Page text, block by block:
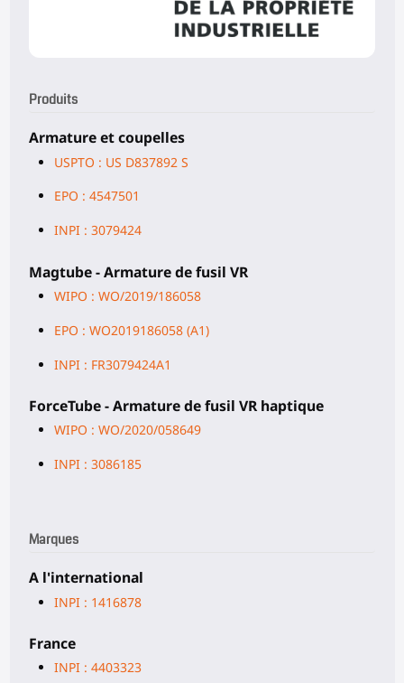
Produits
Armature et coupelles
USPTO : US D837892 S
EPO : 4547501
INPI : 3079424
Magtube - Armature de fusil VR
WIPO : WO/2019/186058
EPO : WO2019186058 (A1)
INPI : FR3079424A1
ForceTube - Armature de fusil VR haptique
WIPO : WO/2020/058649
INPI : 3086185
Marques
A l'international
INPI : 1416878
France
INPI : 4403323